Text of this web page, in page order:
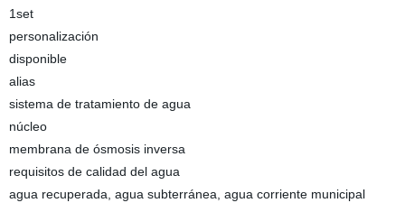
1set
personalización
disponible
alias
sistema de tratamiento de agua
núcleo
membrana de ósmosis inversa
requisitos de calidad del agua
agua recuperada, agua subterránea, agua corriente municipal